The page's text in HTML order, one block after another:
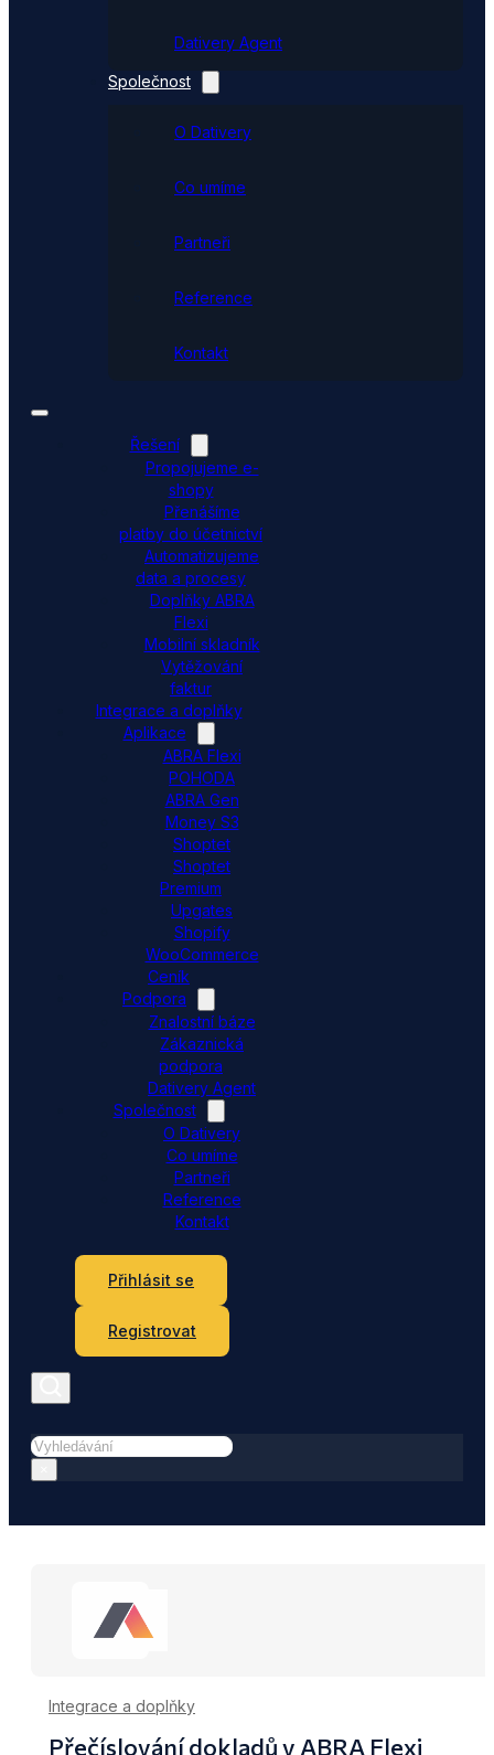
Dativery Agent
Společnost
O Dativery
Co umíme
Partneři
Reference
Kontakt
Řešení
Propojujeme e-
shopy
Přenášíme
platby do účetnictví
Automatizujeme
data a procesy
Doplňky ABRA
Flexi
Mobilní skladník
Vytěžování
faktur
Integrace a doplňky
Aplikace
ABRA Flexi
POHODA
ABRA Gen
Money S3
Shoptet
Shoptet
Premium
Upgates
Shopify
WooCommerce
Ceník
Podpora
Znalostní báze
Zákaznická
podpora
Dativery Agent
Společnost
O Dativery
Co umíme
Partneři
Reference
Kontakt
Přihlásit se
Registrovat
Hledat
Integrace a doplňky
Přečíslování dokladů v ABRA Flexi